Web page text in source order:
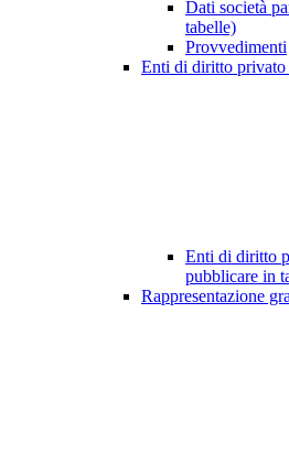
Dati società
tabelle)
Provvedimenti
Enti di diritto privato
Enti di diritto
pubblicare in
Rappresentazione